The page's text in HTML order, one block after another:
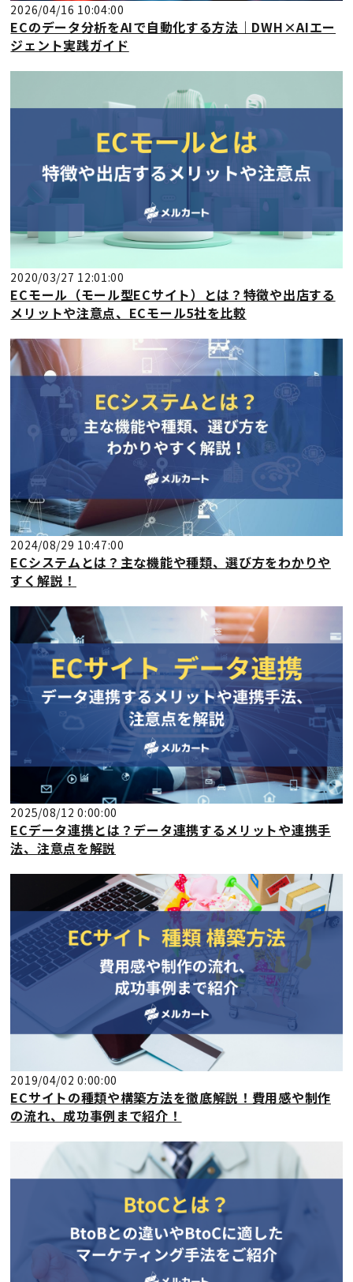
2026/04/16 10:04:00
ECのデータ分析をAIで自動化する方法｜DWH×AIエー
ジェント実践ガイド
2020/03/27 12:01:00
ECモール（モール型ECサイト）とは？特徴や出店する
メリットや注意点、ECモール5社を比較
2024/08/29 10:47:00
ECシステムとは？主な機能や種類、選び方をわかりや
すく解説！
2025/08/12 0:00:00
ECデータ連携とは？データ連携するメリットや連携手
法、注意点を解説
2019/04/02 0:00:00
ECサイトの種類や構築方法を徹底解説！費用感や制作
の流れ、成功事例まで紹介！